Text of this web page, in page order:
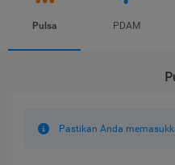
Pulsa PDAM
Pastikan Anda